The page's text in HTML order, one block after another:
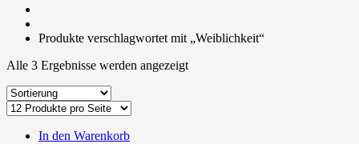
Produkte verschlagwortet mit „Weiblichkeit“
Alle 3 Ergebnisse werden angezeigt
In den Warenkorb